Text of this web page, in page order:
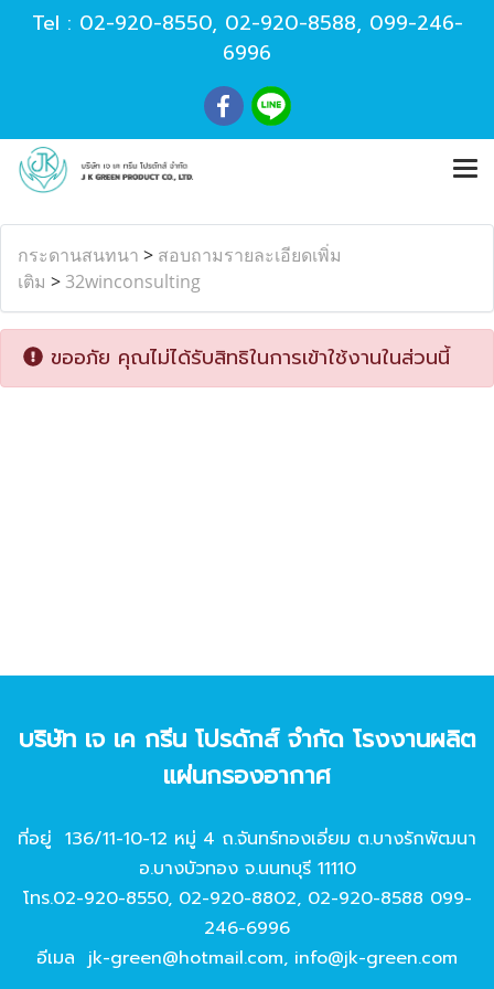
Tel : 02-920-8550, 02-920-8588, 099-246-
6996
กระดานสนทนา > สอบถามรายละเอียดเพิ่ม
เติม > 32winconsulting
ขออภัย คุณไม่ได้รับสิทธิในการเข้าใช้งานในส่วนนี้
บริษัท เจ เค กรีน โปรดักส์ จํากัด โรงงานผลิต
แผ่นกรองอากาศ
ที่อยู่ 136/11-10-12 หมู่ 4 ถ.จันทร์ทองเอี่ยม ต.บางรักพัฒนา
อ.บางบัวทอง จ.นนทบุรี 11110
โทร.02-920-8550, 02-920-8802, 02-920-8588 099-
246-6996
อีเมล jk-green@hotmail.com, info@jk-green.com